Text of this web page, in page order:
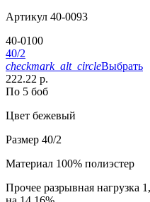
Артикул 40-0093
40-0100
40/2
checkmark_alt_circleВыбрать
222.22 р.
По 5 боб
Цвет бежевый
Размер 40/2
Материал 100% полиэстер
Прочее разрывная нагрузка